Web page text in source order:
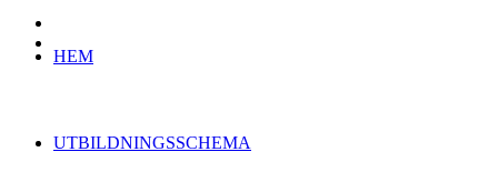
HEM
UTBILDNINGSSCHEMA